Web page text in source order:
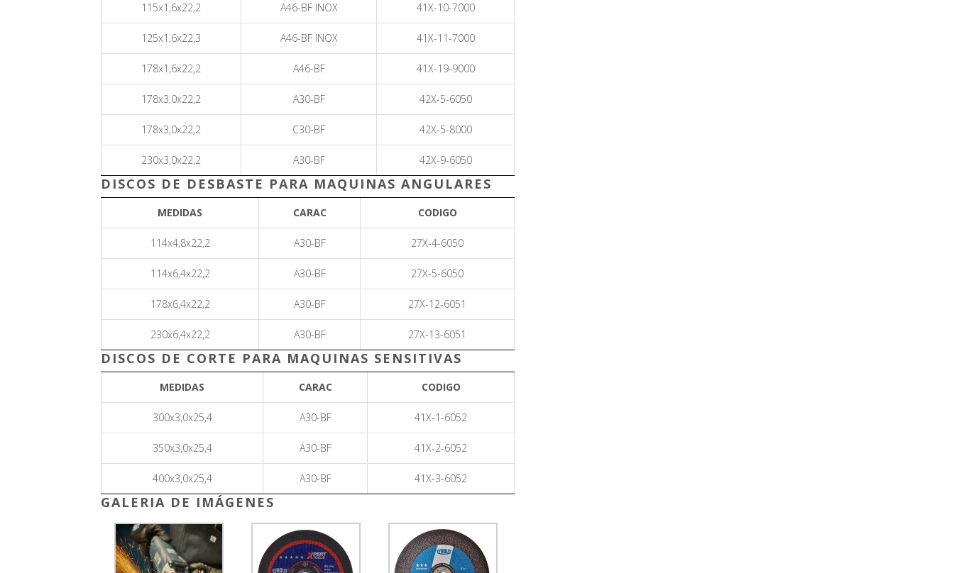
115x1,6x22,2 A46-BF INOX 41X-10-7000
125x1,6x22,3 A46-BF INOX 41X-11-7000
178x1,6x22,2 A46-BF 41X-19-9000
178x3,0x22,2 A30-BF 42X-5-6050
178x3,0x22,2 C30-BF 42X-5-8000
230x3,0x22,2 A30-BF 42X-9-6050
DISCOS DE DESBASTE PARA MAQUINAS ANGULARES
MEDIDAS CARAC CODIGO
114x4,8x22,2 A30-BF 27X-4-6050
114x6,4x22,2 A30-BF 27X-5-6050
178x6,4x22,2 A30-BF 27X-12-6051
230x6,4x22,2 A30-BF 27X-13-6051
DISCOS DE CORTE PARA MAQUINAS SENSITIVAS
MEDIDAS CARAC CODIGO
300x3,0x25,4 A30-BF 41X-1-6052
350x3,0x25,4 A30-BF 41X-2-6052
400x3,0x25,4 A30-BF 41X-3-6052
GALERIA DE IMÁGENES